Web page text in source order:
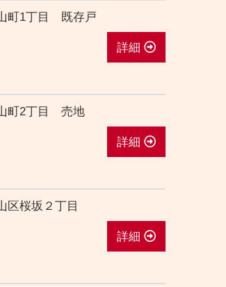
町1丁目 既存戸
詳細
町2丁目 売地
詳細
区桜坂２丁目
詳細